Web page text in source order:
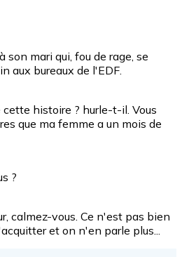
son mari qui, fou de rage, se
aux bureaux de l'EDF.
histoire ? hurle-t-il. Vous
que ma femme a un mois de
?
calmez-vous. Ce n'est pas bien
et on n'en parle plus...